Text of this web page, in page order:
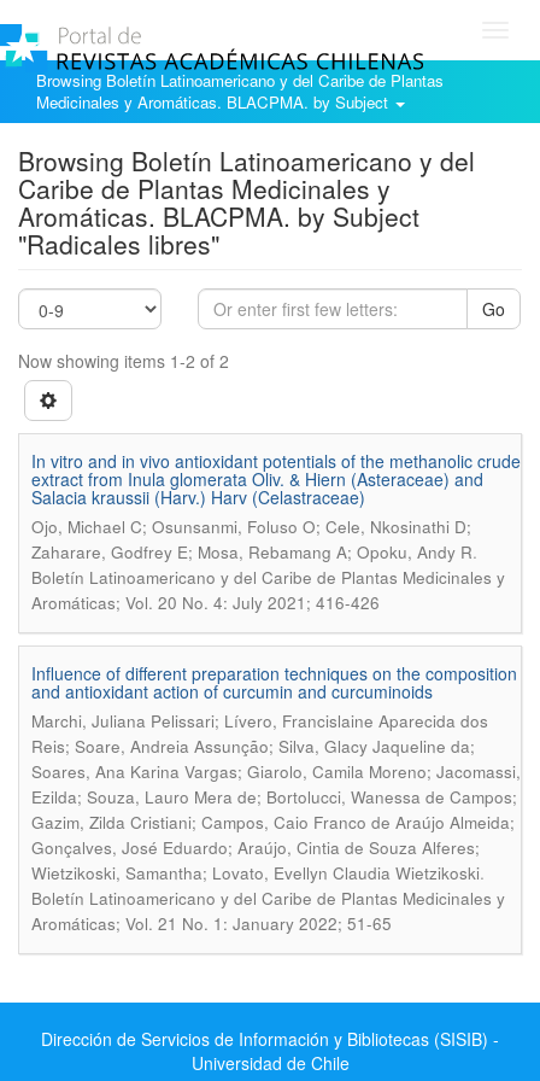
Browsing Boletín Latinoamericano y del Caribe de Plantas
Medicinales y Aromáticas. BLACPMA. by Subject
Browsing Boletín Latinoamericano y del
Caribe de Plantas Medicinales y
Aromáticas. BLACPMA. by Subject
"Radicales libres"
Go
Now showing items 1-2 of 2
In vitro and in vivo antioxidant potentials of the methanolic crude
extract from Inula glomerata Oliv. & Hiern (Asteraceae) and
Salacia kraussii (Harv.) Harv (Celastraceae)
Ojo, Michael C; Osunsanmi, Foluso O; Cele, Nkosinathi D;
Zaharare, Godfrey E; Mosa, Rebamang A; Opoku, Andy R.
Boletín Latinoamericano y del Caribe de Plantas Medicinales y
Aromáticas; Vol. 20 No. 4: July 2021; 416-426
Influence of different preparation techniques on the composition
and antioxidant action of curcumin and curcuminoids
Marchi, Juliana Pelissari; Lívero, Francislaine Aparecida dos
Reis; Soare, Andreia Assunção; Silva, Glacy Jaqueline da;
Soares, Ana Karina Vargas; Giarolo, Camila Moreno; Jacomassi,
Ezilda; Souza, Lauro Mera de; Bortolucci, Wanessa de Campos;
Gazim, Zilda Cristiani; Campos, Caio Franco de Araújo Almeida;
Gonçalves, José Eduardo; Araújo, Cintia de Souza Alferes;
Wietzikoski, Samantha; Lovato, Evellyn Claudia Wietzikoski.
Boletín Latinoamericano y del Caribe de Plantas Medicinales y
Aromáticas; Vol. 21 No. 1: January 2022; 51-65
Dirección de Servicios de Información y Bibliotecas (SISIB) -
Universidad de Chile